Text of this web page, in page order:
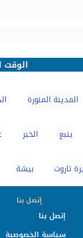
المدينة المنورة
ينبع الخبر
تاروت بيشة
إتصل بنا
إتصل بنا
سياسة الخصوصية